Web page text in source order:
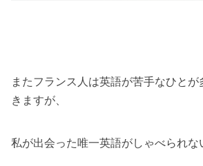
またフランス人は英語が苦手なひとが
きますが、
私が出会った唯一英語がしゃべられな